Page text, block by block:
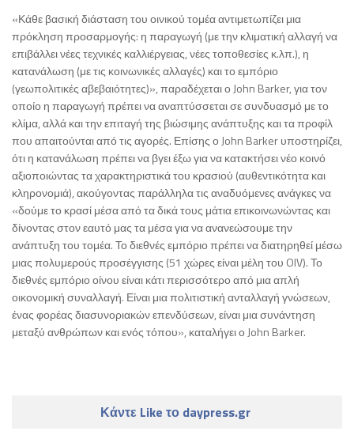
«Κάθε βασική διάσταση του οινικού τομέα αντιμετωπίζει μια
πρόκληση προσαρμογής: η παραγωγή (με την κλιματική αλλαγή να
επιβάλλει νέες τεχνικές καλλιέργειας, νέες τοποθεσίες κ.λπ.), η
κατανάλωση (με τις κοινωνικές αλλαγές) και το εμπόριο
(γεωπολιτικές αβεβαιότητες)», παραδέχεται ο John Barker, για τον
οποίο η παραγωγή πρέπει να αναπτύσσεται σε συνδυασμό με το
κλίμα, αλλά και την επιταγή της βιώσιμης ανάπτυξης και τα προφίλ
που απαιτούνται από τις αγορές. Επίσης ο John Barker υποστηρίζει,
ότι η κατανάλωση πρέπει να βγει έξω για να κατακτήσει νέο κοινό
αξιοποιώντας τα χαρακτηριστικά του κρασιού (αυθεντικότητα και
κληρονομιά), ακούγοντας παράλληλα τις αναδυόμενες ανάγκες να
«δούμε το κρασί μέσα από τα δικά τους μάτια επικοινωνώντας και
δίνοντας στον εαυτό μας τα μέσα για να ανανεώσουμε την
ανάπτυξη του τομέα. Το διεθνές εμπόριο πρέπει να διατηρηθεί μέσω
μιας πολυμερούς προσέγγισης (51 χώρες είναι μέλη του OIV). Το
διεθνές εμπόριο οίνου είναι κάτι περισσότερο από μια απλή
οικονομική συναλλαγή. Είναι μια πολιτιστική ανταλλαγή γνώσεων,
ένας φορέας διασυνοριακών επενδύσεων, είναι μια συνάντηση
μεταξύ ανθρώπων και ενός τόπου», καταλήγει ο John Barker.
Κάντε Like το daypress.gr